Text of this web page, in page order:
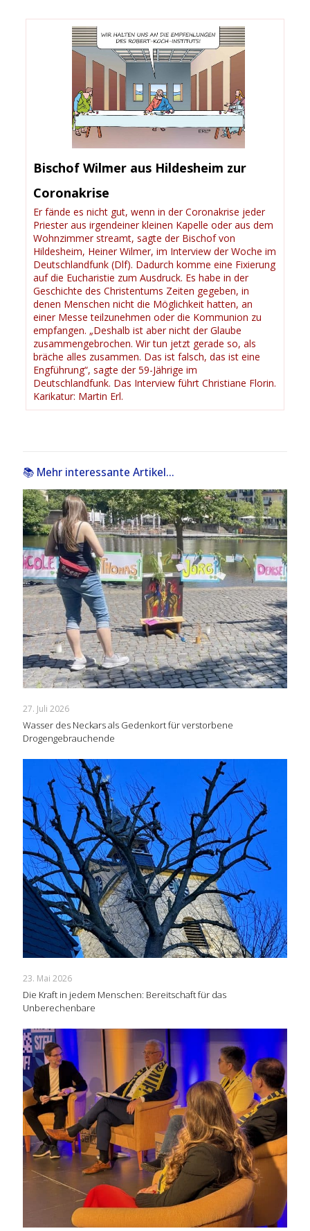
Bischof Wilmer aus Hildesheim zur
Coronakrise
Er fände es nicht gut, wenn in der Coronakrise jeder
Priester aus irgendeiner kleinen Kapelle oder aus dem
Wohnzimmer streamt, sagte der Bischof von
Hildesheim, Heiner Wilmer, im Interview der Woche im
Deutschlandfunk (Dlf). Dadurch komme eine Fixierung
auf die Eucharistie zum Ausdruck. Es habe in der
Geschichte des Christentums Zeiten gegeben, in
denen Menschen nicht die Möglichkeit hatten, an
einer Messe teilzunehmen oder die Kommunion zu
empfangen. „Deshalb ist aber nicht der Glaube
zusammengebrochen. Wir tun jetzt gerade so, als
bräche alles zusammen. Das ist falsch, das ist eine
Engführung“, sagte der 59-Jährige im
Deutschlandfunk. Das Interview führt Christiane Florin.
Karikatur: Martin Erl.
📚 Mehr interessante Artikel...
27. Juli 2026
Wasser des Neckars als Gedenkort für verstorbene
Drogengebrauchende
23. Mai 2026
Die Kraft in jedem Menschen: Bereitschaft für das
Unberechenbare